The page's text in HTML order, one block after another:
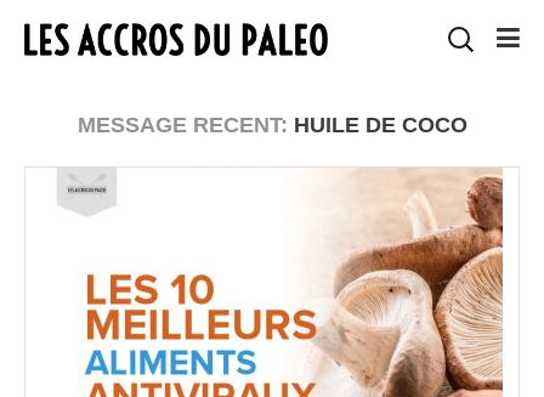
MESSAGE RECENT: HUILE DE COCO